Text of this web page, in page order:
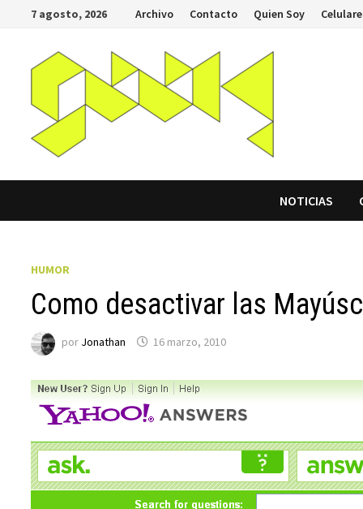
Saltar
contenido
7 agosto, 2026 Archivo Contacto Quien Soy
NOTICIAS
HUMOR
Como desactivar las
por Jonathan 16 marzo, 2010